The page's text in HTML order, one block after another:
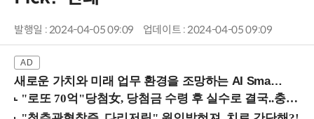
발행일 : 2024-04-05 09:09 업데이트 : 2024-04-05 09:09
새로운 가치와 미래 업무 환경을 조망하는 AI Smart Work Summit 2026 (9/11 코엑스)